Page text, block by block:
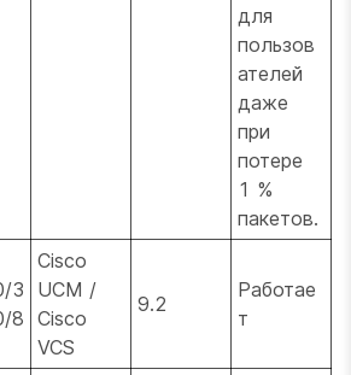
для
пользов
ателей
даже
при
потере
1 %
пакетов.
3
8
Cisco
UCM /
Cisco
VCS
9.2
Работае
т